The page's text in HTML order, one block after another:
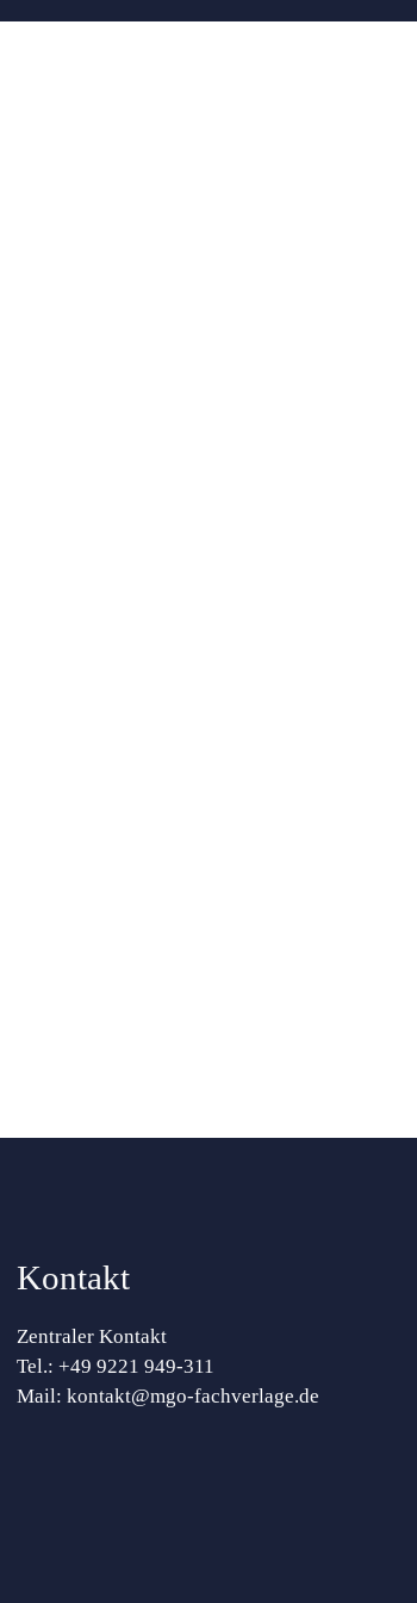
Kontakt
Zentraler Kontakt
Tel.: +49 9221 949-311
Mail: kontakt@mgo-fachverlage.de